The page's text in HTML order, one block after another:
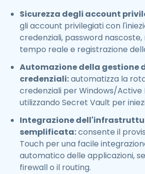
Sicurezza degli account
gli account privilegiati con
credenziali, password
tempo reale e registrazione
Automazione della gestione
credenziali:automatizza la
credenziali per Windows/Active
utilizzando Secret Vault per
Integrazione
semplificata:consente il
Touch per una facile
automatico delle applicazioni,
firewall o il routing.